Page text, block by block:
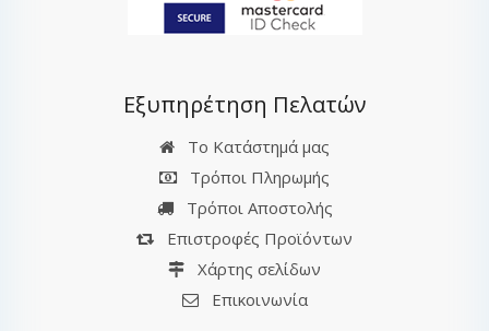
Εξυπηρέτηση Πελατών
Το Κατάστημά μας
Τρόποι Πληρωμής
Τρόποι Αποστολής
Επιστροφές Προϊόντων
Χάρτης σελίδων
Επικοινωνία